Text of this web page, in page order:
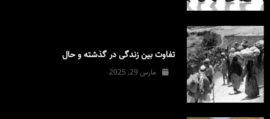
تفاوت بین زندگی در گذشته و حال
مارس 29, 2025